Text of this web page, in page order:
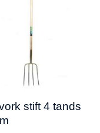
stift 4 tands